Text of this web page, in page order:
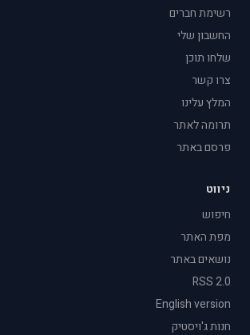
רשימת חברים
החשבון שלי
שלחו תוכן
צרו קשר
המלץ עלינו
תרומה לאתר
פרסם באתר
ניווט
חיפוש
מפת האתר
נושאים באתר
RSS 2.0
English version
חנות ג'ויסטיק